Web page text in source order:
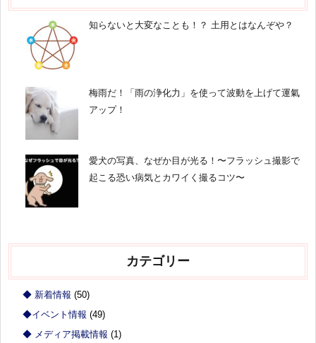
知らないと大変なことも！？ 土用とはなんぞや？
梅雨だ！「雨の浄化力」を使って波動を上げて運氣
アップ！
愛犬の写真、なぜか目が光る！〜フラッシュ撮影で
起こる恐い病気とカワイく撮るコツ〜
カテゴリー
◆ 新着情報 (50)
◆イベント情報 (49)
◆ メディア掲載情報 (1)